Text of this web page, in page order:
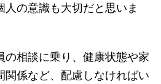
人の意識も大切だと思いま
相談に乗り、健康状態や家
関係など、配慮しなければい